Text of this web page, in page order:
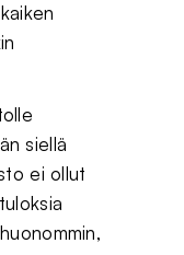
siellä
ei ollut